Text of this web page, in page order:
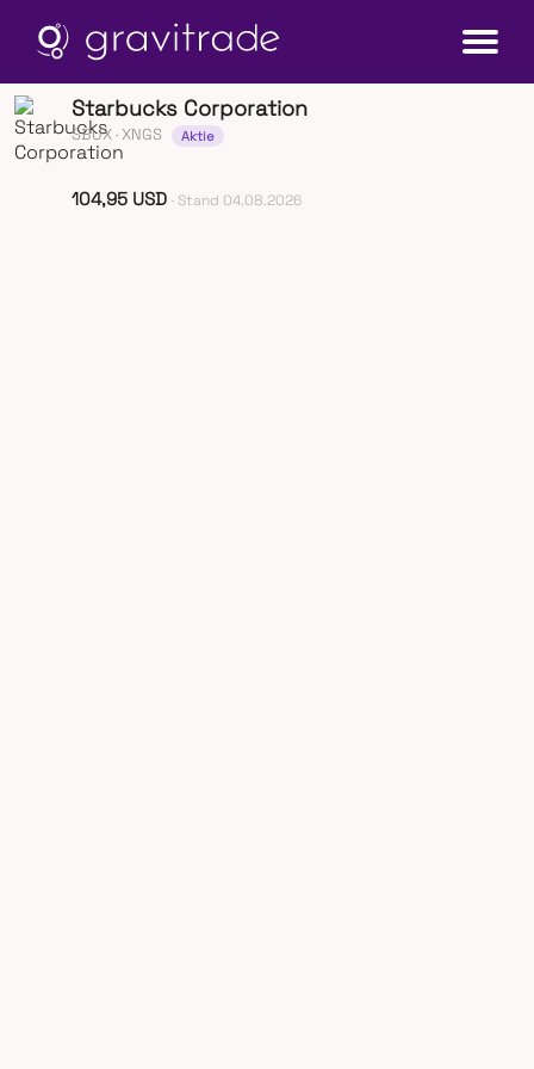
Starbucks Corporation
SBUX· XNGS Aktie
104,95 USD · Stand 04.08.2026